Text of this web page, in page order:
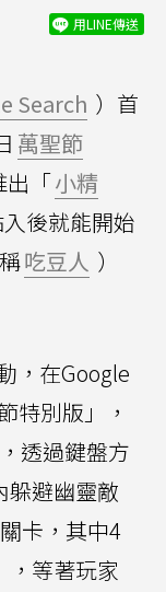
用LINE傳送
Search ）首
萬聖節
出「小精
入後就能開始
吃豆人 ）
，在Google
特別版」，
透過鍵盤方
躲避幽靈敵
卡，其中4
，等著玩家